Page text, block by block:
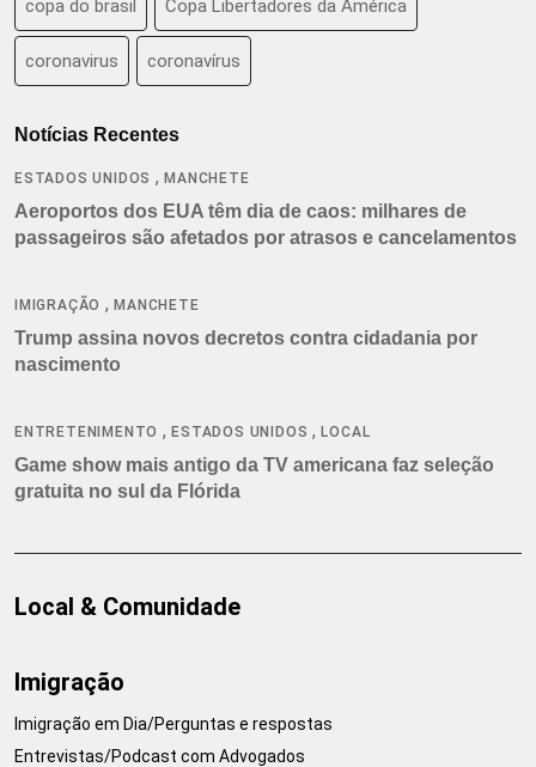
copa do brasil Copa Libertadores da América
coronavirus coronavírus
Notícias Recentes
ESTADOS UNIDOS ,MANCHETE
Aeroportos dos EUA têm dia de caos: milhares de
passageiros são afetados por atrasos e cancelamentos
IMIGRAÇÃO ,MANCHETE
Trump assina novos decretos contra cidadania por
nascimento
ENTRETENIMENTO ,ESTADOS UNIDOS ,LOCAL
Game show mais antigo da TV americana faz seleção
gratuita no sul da Flórida
Local & Comunidade
Imigração
Imigração em Dia/Perguntas e respostas
Entrevistas/Podcast com Advogados